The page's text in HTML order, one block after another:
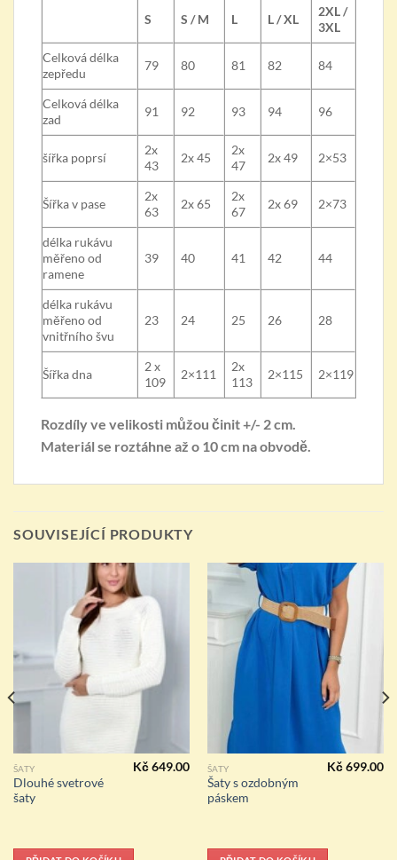
S S / M L L / XL
2XL /
3XL
Celková délka
zepředu
79 80 81 82 84
Celková délka
zad
91 92 93 94 96
šířka poprsí
2x
43
2x 45
2x
47
2x 49 2×53
Šířka v pase
2x
63
2x 65
2x
67
2x 69 2×73
délka rukávu
měřeno od
ramene
39 40 41 42 44
délka rukávu
měřeno od
vnitřního švu
23 24 25 26 28
Šířka dna
2 x
109
2×111
2x
113
2×115 2×119
Rozdíly ve velikosti můžou činit +/- 2 cm.
Materiál se roztáhne až o 10 cm na obvodě.
SOUVISEJÍCÍ PRODUKTY
ŠATY
Dlouhé svetrové
šaty
Kč649.00 ŠATY
Šaty s ozdobným
páskem
Kč699.00